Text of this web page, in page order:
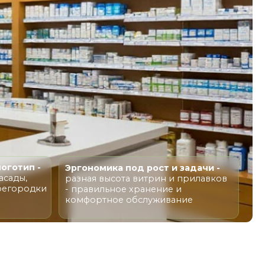
Эргономика под рост и задачи -
разная высота витрин и прилавков
- правильное хранение и
комфортное обслуживание